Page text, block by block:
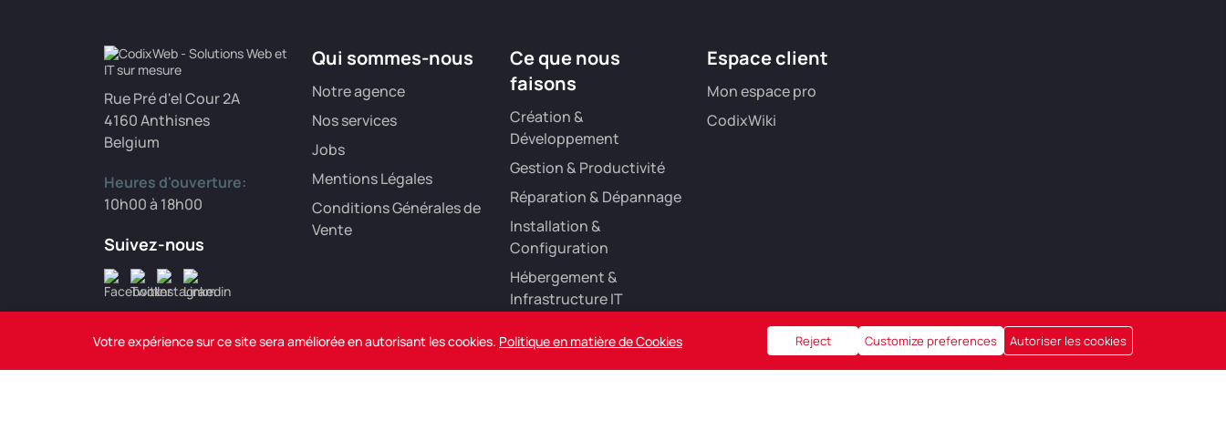
Rue Pré d'el Cour 2A
4160 Anthisnes
Belgium
Heures d'ouverture:
10h00 à 18h00
Suivez-nous
Qui sommes-nous
Notre agence
Nos services
Jobs
Mentions Légales
Conditions Générales de
Vente
Ce que nous
faisons
Création &
Développement
Gestion & Productivité
Réparation & Dépannage
Installation &
Configuration
Hébergement &
Infrastructure IT
Marketing Digital
Espace client
Mon espace pro
CodixWiki
Votre expérience sur ce site sera améliorée en autorisant les cookies. Politique en matière de Cookies Reject Customize preferences Autoriser les cookies